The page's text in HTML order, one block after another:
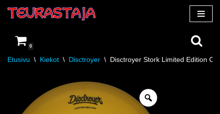
suoraan
sisältöön
0
Etusivu \ Kiekot \ Disctroyer \ Disctroyer Stork Limited Edition